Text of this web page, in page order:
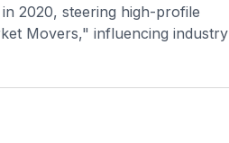
2020, steering high-profile
Movers," influencing industry